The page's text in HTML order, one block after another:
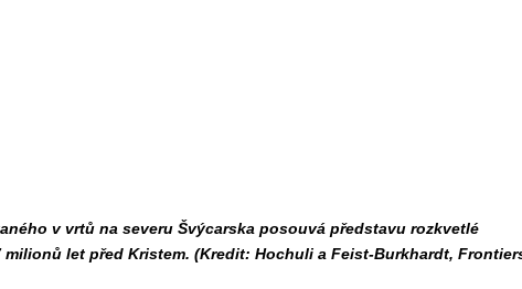
v vrtů na severu Švýcarska posouvá představu rozkvetlé
let před Kristem. (Kredit: Hochuli a Feist-Burkhardt,